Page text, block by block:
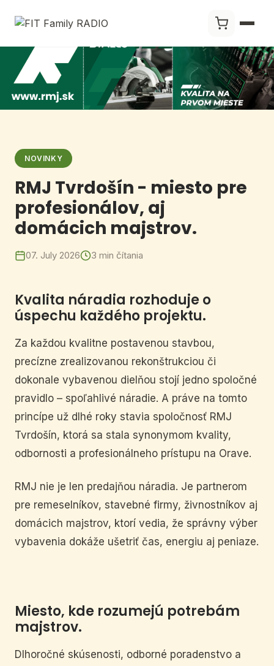
NOVINKY
RMJ Tvrdošín - miesto pre
profesionálov, aj
domácich majstrov.
07. July 2026 3 min čítania
Kvalita náradia rozhoduje o
úspechu každého projektu.
Za každou kvalitne postavenou stavbou,
precízne zrealizovanou rekonštrukciou či
dokonale vybavenou dielňou stojí jedno spoločné
pravidlo – spoľahlivé náradie. A práve na tomto
princípe už dlhé roky stavia spoločnosť RMJ
Tvrdošín, ktorá sa stala synonymom kvality,
odbornosti a profesionálneho prístupu na Orave.
RMJ nie je len predajňou náradia. Je partnerom
pre remeselníkov, stavebné firmy, živnostníkov aj
domácich majstrov, ktorí vedia, že správny výber
vybavenia dokáže ušetriť čas, energiu aj peniaze.
Miesto, kde rozumejú potrebám
majstrov.
Dlhoročné skúsenosti, odborné poradenstvo a